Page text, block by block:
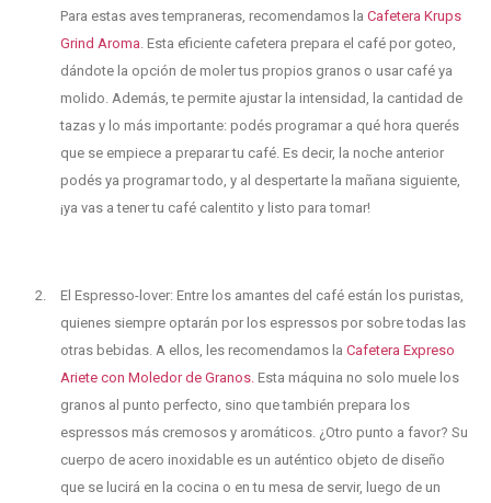
Para estas aves tempraneras, recomendamos la Cafetera Krups
Grind Aroma. Esta eficiente cafetera prepara el café por goteo,
dándote la opción de moler tus propios granos o usar café ya
molido. Además, te permite ajustar la intensidad, la cantidad de
tazas y lo más importante: podés programar a qué hora querés
que se empiece a preparar tu café. Es decir, la noche anterior
podés ya programar todo, y al despertarte la mañana siguiente,
¡ya vas a tener tu café calentito y listo para tomar!
El Espresso-lover: Entre los amantes del café están los puristas,
quienes siempre optarán por los espressos por sobre todas las
otras bebidas. A ellos, les recomendamos la Cafetera Expreso
Ariete con Moledor de Granos. Esta máquina no solo muele los
granos al punto perfecto, sino que también prepara los
espressos más cremosos y aromáticos. ¿Otro punto a favor? Su
cuerpo de acero inoxidable es un auténtico objeto de diseño
que se lucirá en la cocina o en tu mesa de servir, luego de un